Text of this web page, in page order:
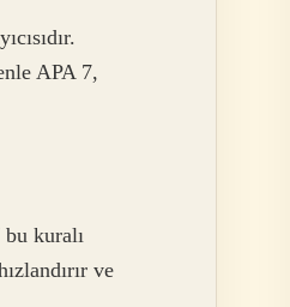
APA 7,
kuralı
ve